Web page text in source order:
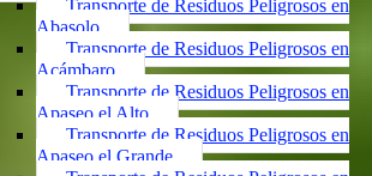
Transporte de Residuos Peligrosos en
Abasolo
Transporte de Residuos Peligrosos en
Acámbaro
Transporte de Residuos Peligrosos en
Apaseo el Alto
Transporte de Residuos Peligrosos en
Apaseo el Grande